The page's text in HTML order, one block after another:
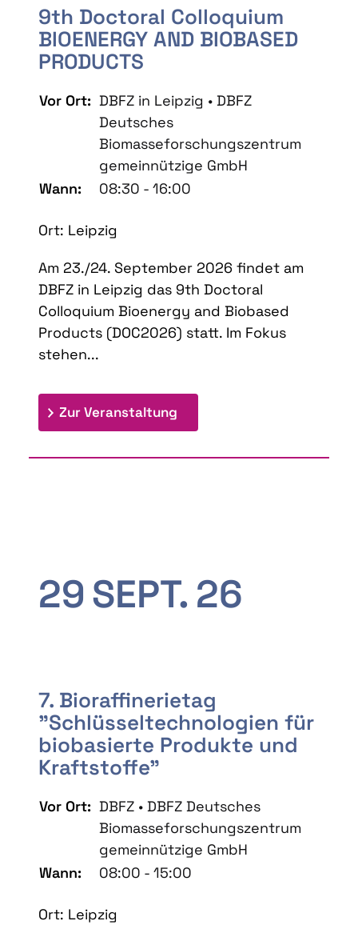
9th Doctoral Colloquium
BIOENERGY AND BIOBASED
PRODUCTS
Vor Ort: DBFZ in Leipzig • DBFZ
Deutsches
Biomasseforschungszentrum
gemeinnützige GmbH
Wann:
08:30 - 16:00
Ort: Leipzig
Am 23./24. September 2026 findet am
DBFZ in Leipzig das 9th Doctoral
Colloquium Bioenergy and Biobased
Products (DOC2026) statt. Im Fokus
stehen...
Zur Veranstaltung
29SEPT. 26
7. Bioraffinerietag
"Schlüsseltechnologien für
biobasierte Produkte und
Kraftstoffe"
Vor Ort: DBFZ • DBFZ Deutsches
Biomasseforschungszentrum
gemeinnützige GmbH
Wann:
08:00 - 15:00
Ort: Leipzig